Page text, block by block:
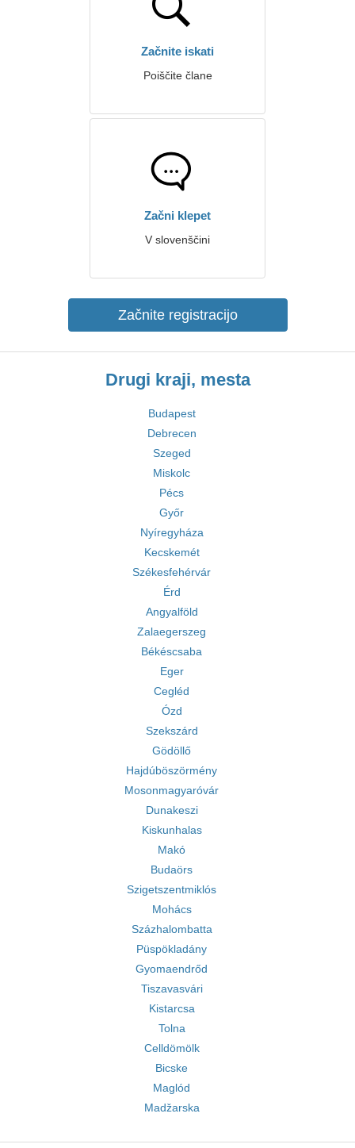
Začnite iskati
Poiščite člane
Začni klepet
V slovenščini
Začnite registracijo
Drugi kraji, mesta
Budapest
Debrecen
Szeged
Miskolc
Pécs
Győr
Nyíregyháza
Kecskemét
Székesfehérvár
Érd
Angyalföld
Zalaegerszeg
Békéscsaba
Eger
Cegléd
Ózd
Szekszárd
Gödöllő
Hajdúböszörmény
Mosonmagyaróvár
Dunakeszi
Kiskunhalas
Makó
Budaörs
Szigetszentmiklós
Mohács
Százhalombatta
Püspökladány
Gyomaendrőd
Tiszavasvári
Kistarcsa
Tolna
Celldömölk
Bicske
Maglód
Madžarska